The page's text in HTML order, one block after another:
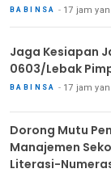
BABINSA 17 jam
Jaga Kesiapan
0603/Lebak
BABINSA 17 jam
Dorong Mutu
Manajemen
Literasi-